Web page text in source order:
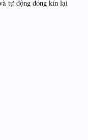
tự động đóng kín lại